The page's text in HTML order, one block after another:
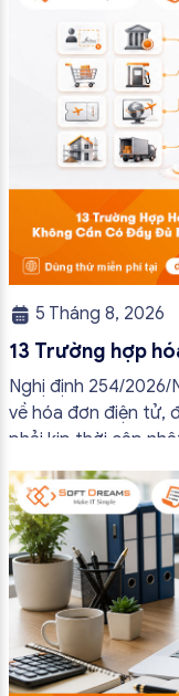
5 Tháng 8, 2026
13 Trường hợp
đủ nội dung từ
Nghị định 254/
về hóa đơn điện tử,
phải kịp thời cập
bài viết này, hóa
trường hợp hóa